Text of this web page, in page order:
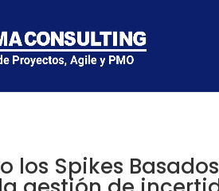
los Spikes